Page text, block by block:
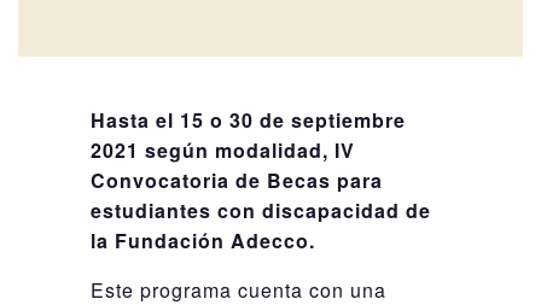
Hasta el 15 o 30 de septiembre
2021 según modalidad, IV
Convocatoria de Becas para
estudiantes con discapacidad de
la Fundación Adecco.
Este programa cuenta con una